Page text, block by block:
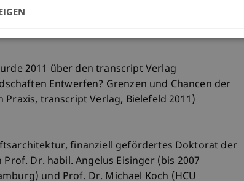
Relationel.
2011 über den transcript Verlag
Entwerfen? Grenzen und Chancen der
transcript Verlag, Bielefeld 2011)
finanziell gefördertes Doktorat der
Dr. habil. Angelus Eisinger (bis 2007
und Prof. Dr. Michael Koch (HCU